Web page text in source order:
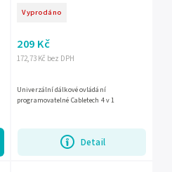
Vyprodáno
172,73 Kč bez DPH
209 Kč
Detail
Univerzální dálkové ovládání
programovatelné Cabletech 4 v 1